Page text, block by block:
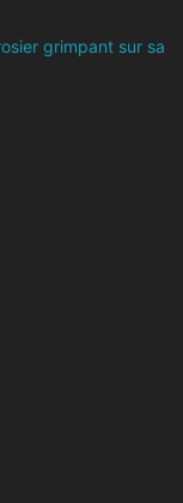
grimpant sur sa